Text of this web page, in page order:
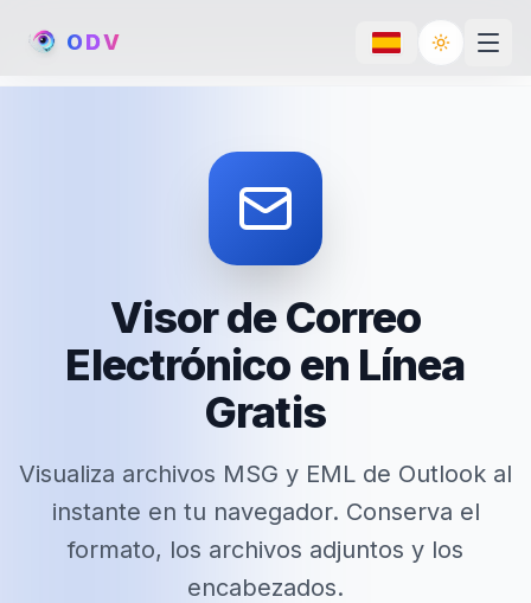
ODV Toggle
Visor de Correo
Electrónico en Línea
Gratis
Visualiza archivos MSG y EML de Outlook al
instante en tu navegador. Conserva el
formato, los archivos adjuntos y los
encabezados.